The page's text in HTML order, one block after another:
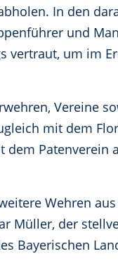
In den
und
vertraut, um im
Vereine
mit dem
Patenverein
Wehren
Müller, der
Bayerischen